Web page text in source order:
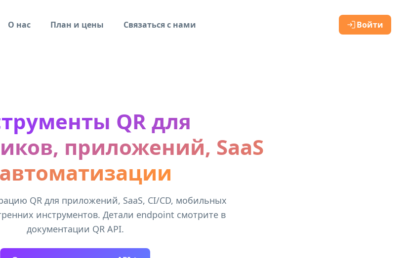
О нас План и цены Связаться с нами Войти
QR для
приложений, SaaS
QR для приложений, SaaS, CI/CD, мобильных
инструментов. Детали endpoint смотрите в
документации QR API.